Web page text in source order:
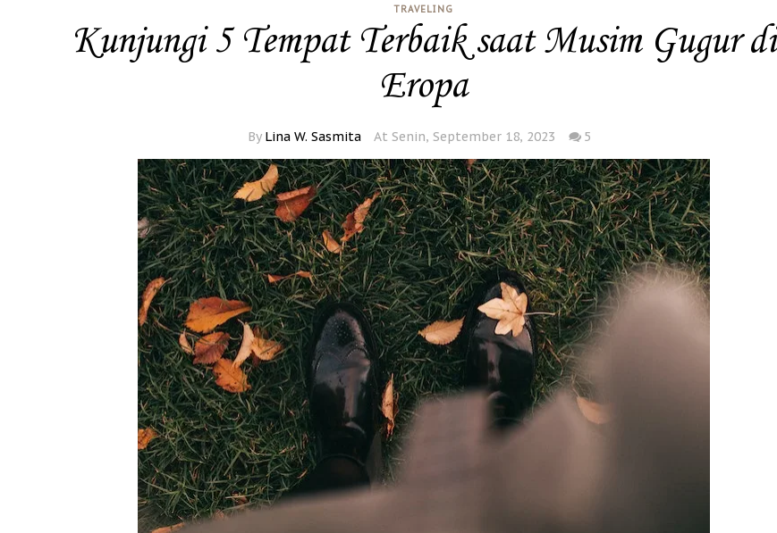
TRAVELING
Kunjungi 5 Tempat Terbaik saat Musim Gugur di
Eropa
By Lina W. Sasmita At Senin, September 18, 2023 5